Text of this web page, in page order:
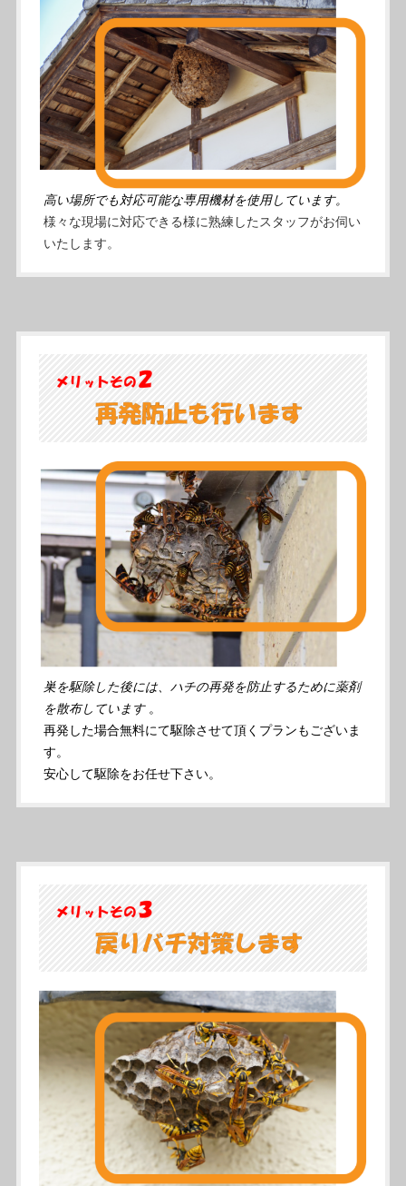
高い場所でも対応可能な専用機材を使用しています。
様々な現場に対応できる様に熟練したスタッフがお伺い
いたします。
巣を駆除した後には、ハチの再発を防止するために薬剤
を散布しています 。
再発した場合無料にて駆除させて頂くプランもございま
す。
安心して駆除をお任せ下さい。